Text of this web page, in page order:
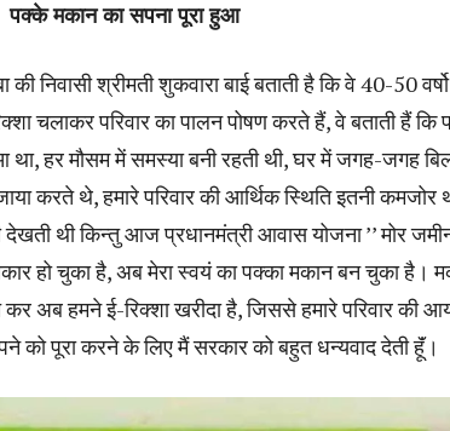
पक्के मकान का सपना पूरा हुआ
की निवासी श्रीमती शुकवारा बाई बताती है कि वे 40-50
चलाकर परिवार का पालन पोषण करते हैं, वे बताती हैं कि
था, हर मौसम में समस्या बनी रहती थी, घर में जगह-जगह
करते थे, हमारे परिवार की आर्थिक स्थिति इतनी कमजोर
थी किन्तु आज प्रधानमंत्री आवास योजना ’’ मोर
हो चुका है, अब मेरा स्वयं का पक्का मकान बन चुका है।
कर अब हमने ई-रिक्शा खरीदा है, जिससे हमारे परिवार की
को पूरा करने के लिए मैं सरकार को बहुत धन्यवाद देती हूॅं।